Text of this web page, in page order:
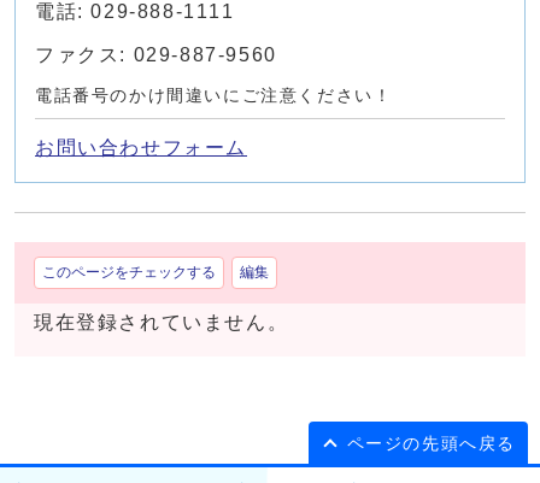
電話: 029-888-1111
ファクス: 029-887-9560
電話番号のかけ間違いにご注意ください！
お問い合わせフォーム
このページをチェックする 編集
現在登録されていません。
ページの先頭へ戻る